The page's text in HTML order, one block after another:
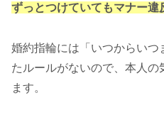
ずっとつけていてもマナー違
婚約指輪には「いつからいつ
たルールがないので、本人
ます。